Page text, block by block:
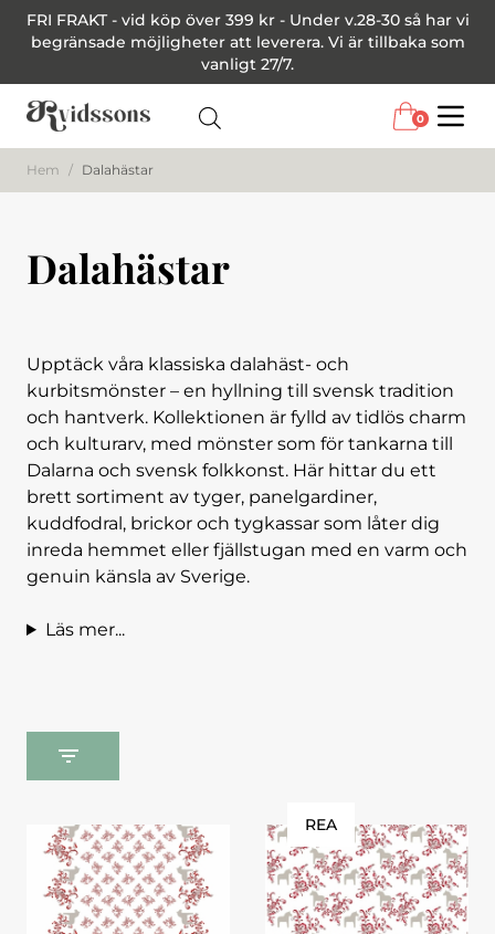
FRI FRAKT - vid köp över 399 kr - Under v.28-30 så har vi
begränsade möjligheter att leverera. Vi är tillbaka som
vanligt 27/7.
0
Hem / Dalahästar
Dalahästar
Upptäck våra klassiska dalahäst- och
kurbitsmönster – en hyllning till svensk tradition
och hantverk. Kollektionen är fylld av tidlös charm
och kulturarv, med mönster som för tankarna till
Dalarna och svensk folkkonst. Här hittar du ett
brett sortiment av tyger, panelgardiner,
kuddfodral, brickor och tygkassar som låter dig
inreda hemmet eller fjällstugan med en varm och
genuin känsla av Sverige.
Läs mer...
REA